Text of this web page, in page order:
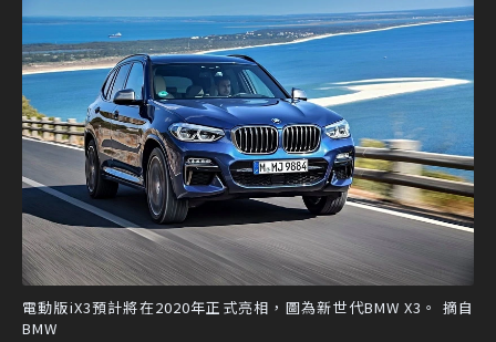
電動版iX3預計將在2020年正式亮相，圖為新世代BMW X3。 摘自
BMW